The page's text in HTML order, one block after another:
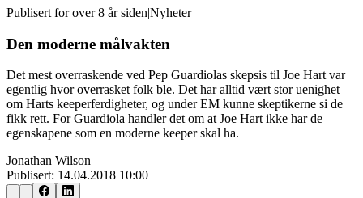
Publisert for over 8 år siden|Nyheter
Den moderne målvakten
Det mest overraskende ved Pep Guardiolas skepsis til Joe Hart var
egentlig hvor overrasket folk ble. Det har alltid vært stor uenighet
om Harts keeperferdigheter, og under EM kunne skeptikerne si de
fikk rett. For Guardiola handler det om at Joe Hart ikke har de
egenskapene som en moderne keeper skal ha.
Jonathan Wilson
Publisert: 14.04.2018 10:00